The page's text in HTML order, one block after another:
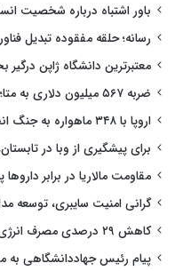
باور اشتباه درباره شخصیت
رسانه؛ حلقه مفقوده تبدیل
معتبرترین دانشگاه ژاپن درگیر
ضربه ۵۶۷ میلیون دلاری به متا؛ اینستاگرام زیر تیغ دادگاه
اروپا با ۳۴۸ ماهواره به جنگ انحصار استارلینک می‌رود
برای پیشگیری از وبا در
مقاومت مالاریا در برابر
گرانی امنیت سایبری، توسعه
کاهش ۲۹ درصدی مصرف انرژی ساختمان‌ها با یک طراحی هوشمند
پیام رئیس جهاددانشگاهی به